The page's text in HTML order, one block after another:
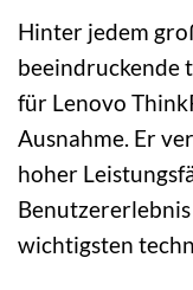
Hinter jedem
beeindruckende
für Lenovo
Ausnahme. Er
hoher
wichtigsten